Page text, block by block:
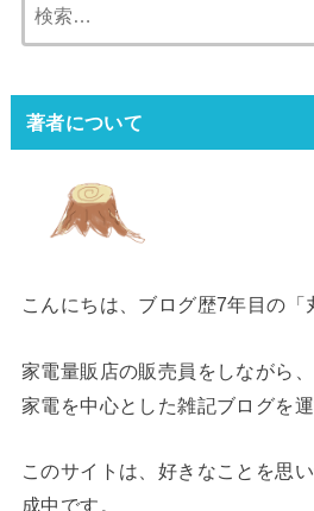
索:
著者について
こんにちは、ブログ歴7年目の「
家電量販店の販売員をしながら
家電を中心とした雑記ブログを運
このサイトは、好きなことを思
成中です。